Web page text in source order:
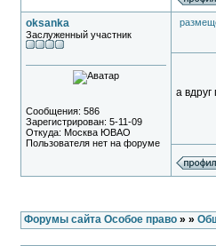
oksanka
Заслуженный участник
Сообщения: 586
Зарегистрирован: 5-11-09
Откуда: Москва ЮВАО
Пользователя нет на форуме
а вдруг
Форумы сайта Особое право» »